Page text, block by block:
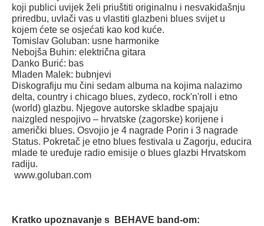
koji publici uvijek želi priuštiti originalnu i nesvakidašnju
priredbu, uvlači vas u vlastiti glazbeni blues svijet u
kojem ćete se osjećati kao kod kuće.
Tomislav Goluban: usne harmonike
Nebojša Buhin: električna gitara
Danko Burić: bas
Mladen Malek: bubnjevi
Diskografiju mu čini sedam albuma na kojima nalazimo
delta, country i chicago blues, zydeco, rock'n'roll i etno
(world) glazbu. Njegove autorske skladbe spajaju
naizgled nespojivo – hrvatske (zagorske) korijene i
američki blues. Osvojio je 4 nagrade Porin i 3 nagrade
Status. Pokretač je etno blues festivala u Zagorju, educira
mlade te uređuje radio emisije o blues glazbi Hrvatskom
radiju.
www.goluban.com
Kratko upoznavanje s BEHAVE band-om: